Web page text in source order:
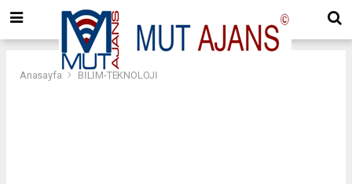
Anasayfa BİLİM-TEKNOLOJİ